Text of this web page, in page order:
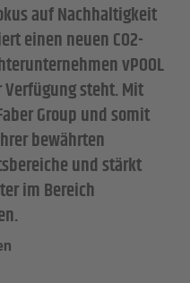
auf Nachhaltigkeit
einen neuen CO2-
vPOOL
Verfügung steht. Mit
Group und somit
bewährten
und stärkt
im Bereich